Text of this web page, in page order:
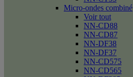
Micro-ondes combiné
Voir tout
NN-CD88
NN-CD87
NN-DF38
NN-DF37
NN-CD575
NN-CD565